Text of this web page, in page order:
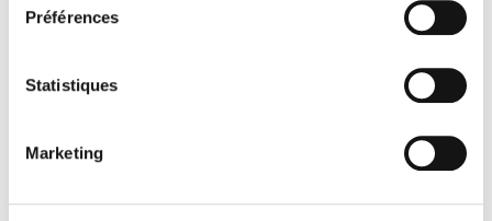
Préférences
Statistiques
Marketing
La Souterraine
Sophia Antipolis
Participez à l'émission en direct ce mercredi 5 avril à 19h
Je n'ai pas de compte